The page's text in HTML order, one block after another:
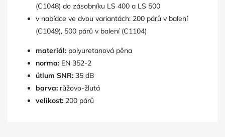
(C1048) do zásobníku LS 400 a LS 500
v nabídce ve dvou variantách: 200 párů v balení
(C1049), 500 párů v balení (C1104)
materiál: polyuretanová pěna
norma: EN 352-2
útlum SNR: 35 dB
barva: růžovo-žlutá
velikost: 200 párů